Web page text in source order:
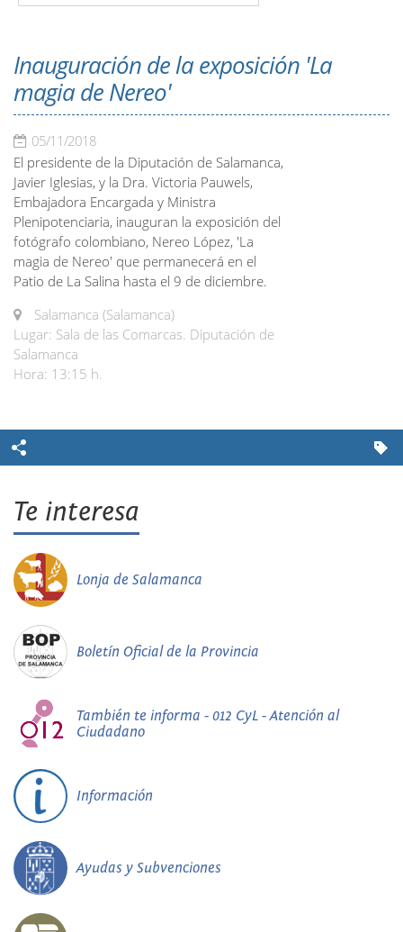
Inauguración de la exposición 'La
magia de Nereo'
05/11/2018
El presidente de la Diputación de Salamanca,
Javier Iglesias, y la Dra. Victoria Pauwels,
Embajadora Encargada y Ministra
Plenipotenciaria, inauguran la exposición del
fotógrafo colombiano, Nereo López, 'La
magia de Nereo' que permanecerá en el
Patio de La Salina hasta el 9 de diciembre.
Salamanca (Salamanca)
Lugar: Sala de las Comarcas. Diputación de
Salamanca
Hora: 13:15 h.
Te interesa
Lonja de Salamanca
Boletín Oficial de la Provincia
También te informa - 012 CyL - Atención al
Ciudadano
Información
Ayudas y Subvenciones